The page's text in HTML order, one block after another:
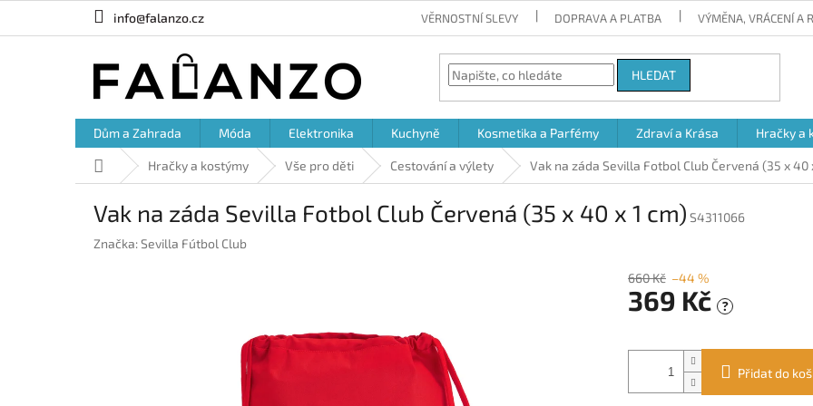
info@falanzo.cz VĚRNOSTNÍ SLEVY DOPRAVA A PLATBA VÝMĚNA, VRÁCENÍ A
HLEDAT
Dům a Zahrada Móda Elektronika Kuchyně Kosmetika a Parfémy Zdraví a Krása Hračky a
Domů Hračky a kostýmy Vše pro děti Cestování a výlety Vak na záda Sevilla Fotbol Club Červená (35 x 40
Vak na záda Sevilla Fotbol Club Červená (35 x 40 x 1 cm) S4311066
Značka:Sevilla Fútbol Club
660 Kč –44 %
369 Kč ?
cena:
Přidat do